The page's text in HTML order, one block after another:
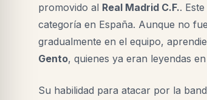
promovido al Real Madrid C.F..
categoría en España. Aunque no
gradualmente en el equipo,
Gento, quienes ya eran leyendas
Su habilidad para atacar por la